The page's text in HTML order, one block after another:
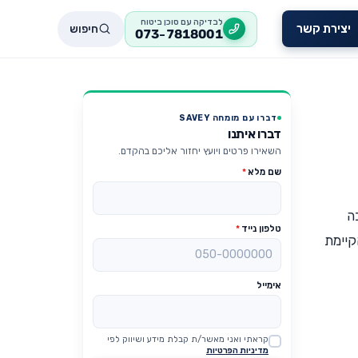
יצירת קשר לבדיקה עם סוכן ביטוח
073-7818001 חיפוש
דברו עם מומחה SAVEY
דברו איתנו
השאירו פרטים ויועץ יחזור אליכם בהקדם.
שם מלא*
טלפון נייד *
אימייל
Website
קראתי ואני מאשר/ת קבלת מידע ושיווק לפי
מדיניות הפרטיות